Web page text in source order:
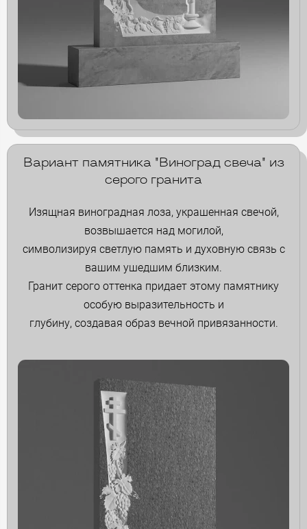
Вариант памятника "Виноград свеча" из
серого гранита
Изящная виноградная лоза, украшенная свечой,
возвышается над могилой,
символизируя светлую память и духовную связь с
вашим ушедшим близким.
Гранит серого оттенка придает этому памятнику
особую выразительность и
глубину, создавая образ вечной привязанности.